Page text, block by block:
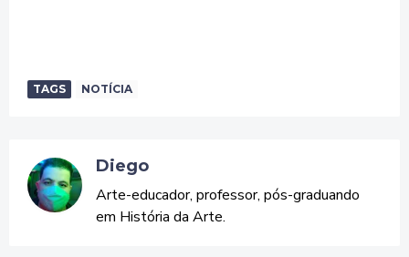
TAGS NOTÍCIA
Diego
Arte-educador, professor, pós-graduando
em História da Arte.